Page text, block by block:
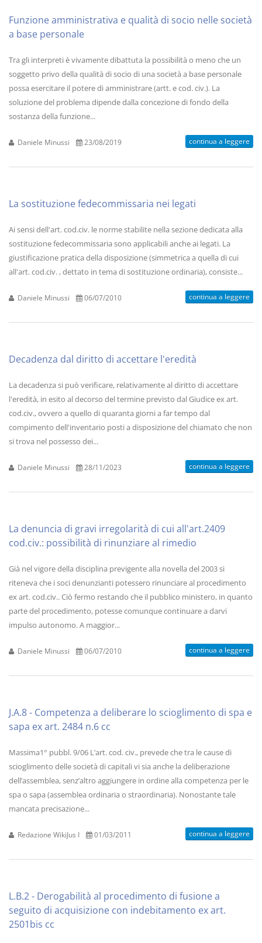
Funzione amministrativa e qualità di socio nelle società
a base personale
Tra gli interpreti è vivamente dibattuta la possibilità o meno che un
soggetto privo della qualità di socio di una società a base personale
possa esercitare il potere di amministrare (artt. e cod. civ.). La
soluzione del problema dipende dalla concezione di fondo della
sostanza della funzione...
Daniele Minussi 23/08/2019 continua a leggere
La sostituzione fedecommissaria nei legati
Ai sensi dell'art. cod.civ. le norme stabilite nella sezione dedicata alla
sostituzione fedecommissaria sono applicabili anche ai legati. La
giustificazione pratica della disposizione (simmetrica a quella di cui
all'art. cod.civ. , dettato in tema di sostituzione ordinaria), consiste...
Daniele Minussi 06/07/2010 continua a leggere
Decadenza dal diritto di accettare l'eredità
La decadenza si può verificare, relativamente al diritto di accettare
l'eredità, in esito al decorso del termine previsto dal Giudice ex art.
cod.civ., ovvero a quello di quaranta giorni a far tempo dal
compimento dell'inventario posti a disposizione del chiamato che non
si trova nel possesso dei...
Daniele Minussi 28/11/2023 continua a leggere
La denuncia di gravi irregolarità di cui all'art.2409
cod.civ.: possibilità di rinunziare al rimedio
Già nel vigore della disciplina previgente alla novella del 2003 si
riteneva che i soci denunzianti potessero rinunciare al procedimento
ex art. cod.civ.. Ciò fermo restando che il pubblico ministero, in quanto
parte del procedimento, potesse comunque continuare a darvi
impulso autonomo. A maggior...
Daniele Minussi 06/07/2010 continua a leggere
J.A.8 - Competenza a deliberare lo scioglimento di spa e
sapa ex art. 2484 n.6 cc
Massima1° pubbl. 9/06 L’art. cod. civ., prevede che tra le cause di
scioglimento delle società di capitali vi sia anche la deliberazione
dell’assemblea, senz’altro aggiungere in ordine alla competenza per le
spa o sapa (assemblea ordinaria o straordinaria). Nonostante tale
mancata precisazione...
Redazione WikiJus I 01/03/2011 continua a leggere
L.B.2 - Derogabilità al procedimento di fusione a
seguito di acquisizione con indebitamento ex art.
2501bis cc